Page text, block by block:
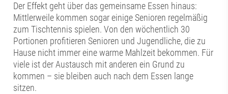
Der Effekt geht über das gemeinsame Essen hinaus:
Mittlerweile kommen sogar einige Senioren regelmäßig
zum Tischtennis spielen. Von den wöchentlich 30
Portionen profitieren Senioren und Jugendliche, die zu
Hause nicht immer eine warme Mahlzeit bekommen. Für
viele ist der Austausch mit anderen ein Grund zu
kommen – sie bleiben auch nach dem Essen lange
sitzen.